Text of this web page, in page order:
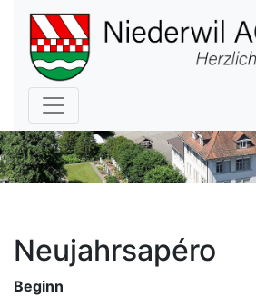
Hauptnavigation
Neujahrsapéro
Beginn